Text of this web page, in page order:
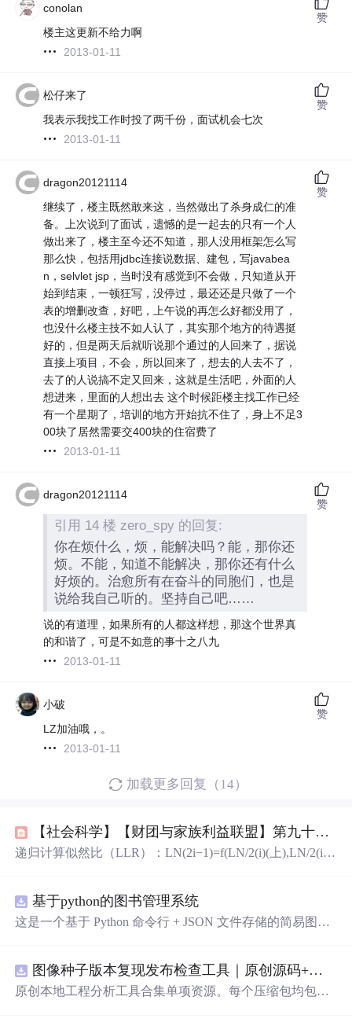
conolan
楼主这更新不给力啊
2013-01-11
赞
松仔来了
我表示我找工作时投了两千份，面试机会七次
2013-01-11
赞
dragon20121114
继续了，楼主既然敢来这，当然做出了杀身成仁的准
备。上次说到了面试，遗憾的是一起去的只有一个人
做出来了，楼主至今还不知道，那人没用框架怎么写
那么快，包括用jdbc连接说数据、建包，写javabea
n，selvlet jsp，当时没有感觉到不会做，只知道从开
始到结束，一顿狂写，没停过，最还还是只做了一个
表的增删改查，好吧，上午说的再怎么好都没用了，
也没什么楼主技不如人认了，其实那个地方的待遇挺
好的，但是两天后就听说那个通过的人回来了，据说
直接上项目，不会，所以回来了，想去的人去不了，
去了的人说搞不定又回来，这就是生活吧，外面的人
想进来，里面的人想出去 这个时候距楼主找工作已经
有一个星期了，培训的地方开始抗不住了，身上不足3
00块了居然需要交400块的住宿费了
2013-01-11
赞
dragon20121114
引用 14 楼 zero_spy 的回复:
你在烦什么，烦，能解决吗？能，那你还
烦。不能，知道不能解决，那你还有什么
好烦的。治愈所有在奋斗的同胞们，也是
说给我自己听的。坚持自己吧……
说的有道理，如果所有的人都这样想，那这个世界真
的和谐了，可是不如意的事十之八九
2013-01-11
赞
小破
LZ加油哦，。
2013-01-11
赞
加载更多回复（14）
【社会科学】【财团与家族利益联盟】第九十九篇 管理层驾驭人和驾驭人性和拜码头和构建利益同盟（包含互相联姻构建家族）和设置阶层障碍和壁垒的手段和规则和行为和话术列表01
递归计算似然比（LLR）：LN(2i−1)​=f(LN/2(i)​(上),LN/2(i)​
环谐振器（MRR）或马赫-曾德尔调制器（MZM）、光电
探测器（PD）、光栅耦合器（GC）或边缘耦合器（E
合器（GC）或边缘耦合器（EC）。
基于python的图书管理系统
这是一个基于 Python 命令行 + JSON 文件存储的简易图书
添加、删除、修改、搜索（按书名/作者/ISBN），每本书
记录馆藏总数和当前可借数量。 学生管理：支持学生信息
图像种子版本复现发布检查工具｜原创源码+测试+离线报告
原创本地工程分析工具合集单项资源。每个压缩包均包含